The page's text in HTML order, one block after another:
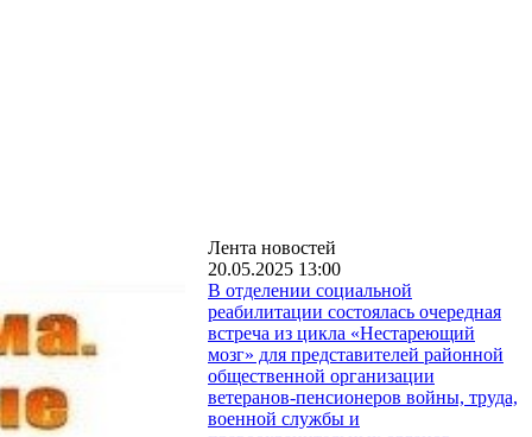
Лента новостей
20.05.2025 13:00
В отделении социальной
реабилитации состоялась очередная
встреча из цикла «Нестареющий
мозг» для представителей районной
общественной организации
ветеранов-пенсионеров войны, труда,
военной службы и